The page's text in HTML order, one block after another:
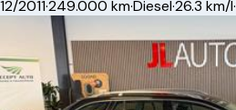
12/2011·249.000 km·Diesel·26.3 km/l·